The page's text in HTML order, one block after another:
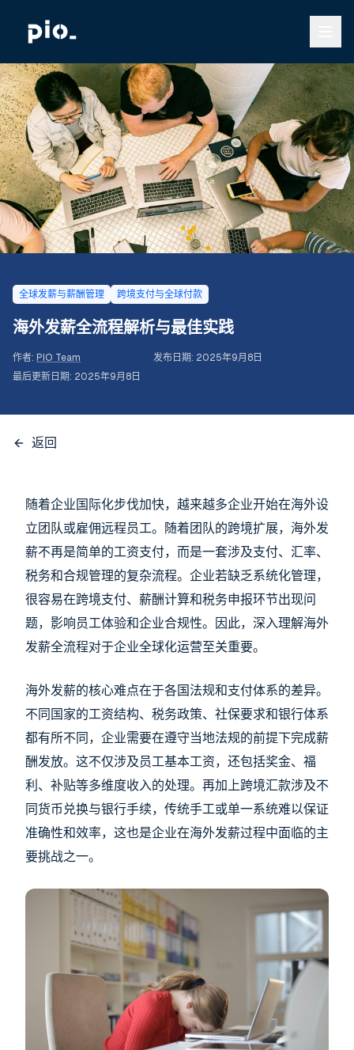
全球发薪与薪酬管理 跨境支付与全球付款
海外发薪全流程解析与最佳实践
作者: PIO Team 发布日期: 2025年9月8日
最后更新日期: 2025年9月8日
返回
随着企业国际化步伐加快，越来越多企业开始在海外设
立团队或雇佣远程员工。随着团队的跨境扩展，海外发
薪不再是简单的工资支付，而是一套涉及支付、汇率、
税务和合规管理的复杂流程。企业若缺乏系统化管理，
很容易在跨境支付、薪酬计算和税务申报环节出现问
题，影响员工体验和企业合规性。因此，深入理解海外
发薪全流程对于企业全球化运营至关重要。
海外发薪的核心难点在于各国法规和支付体系的差异。
不同国家的工资结构、税务政策、社保要求和银行体系
都有所不同，企业需要在遵守当地法规的前提下完成薪
酬发放。这不仅涉及员工基本工资，还包括奖金、福
利、补贴等多维度收入的处理。再加上跨境汇款涉及不
同货币兑换与银行手续，传统手工或单一系统难以保证
准确性和效率，这也是企业在海外发薪过程中面临的主
要挑战之一。